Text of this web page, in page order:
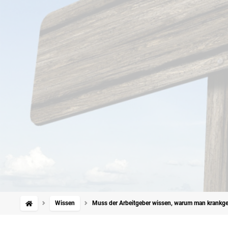
Wissen Muss der Arbeitgeber wissen, warum man